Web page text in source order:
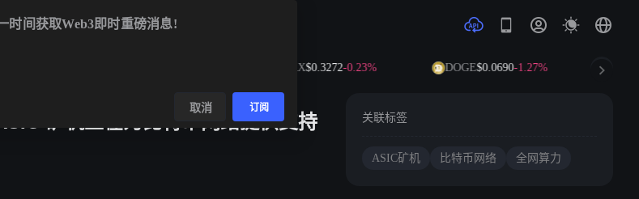
TRX$0.3272-0.23% DOGE$0.0690-1.27% ADA
矿机正在为比特币网络提供支持 关联标签
ASIC矿机 比特币网络 全网算力
时间获取Web3即时重磅消息!
取消 订阅